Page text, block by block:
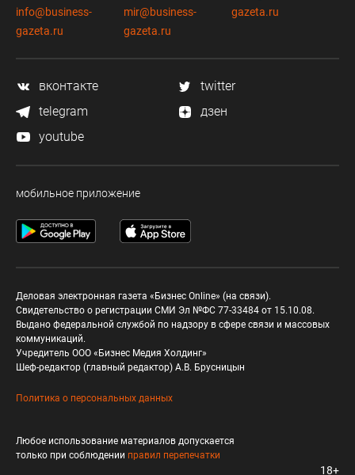
info@business-
gazeta.ru
mir@business-
gazeta.ru
gazeta.ru
вконтакте
twitter
telegram
дзен
youtube
мобильное приложение
Деловая электронная газета «Бизнес Online» (на связи).
Свидетельство о регистрации СМИ Эл №ФС 77-33484 от 15.10.08.
Выдано федеральной службой по надзору в сфере связи и массовых
коммуникаций.
Учредитель ООО «Бизнес Медия Холдинг»
Шеф-редактор (главный редактор) А.В. Брусницын
Политика о персональных данных
Любое использование материалов допускается
только при соблюдении правил перепечатки
18+